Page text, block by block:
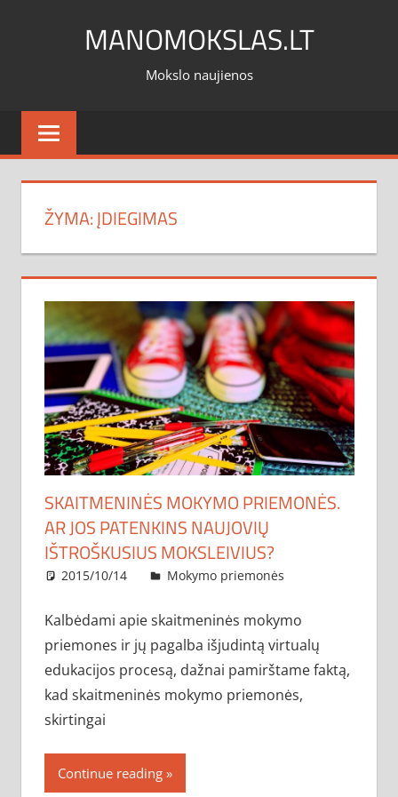
MANOMOKSLAS.LT
Mokslo naujienos
ŽYMA:ĮDIEGIMAS
SKAITMENINĖS MOKYMO PRIEMONĖS.
AR JOS PATENKINS NAUJOVIŲ
IŠTROŠKUSIUS MOKSLEIVIUS?
2015/10/14 administratorius
Mokymo priemonės
Kalbėdami apie skaitmeninės mokymo
priemones ir jų pagalba išjudintą virtualų
edukacijos procesą, dažnai pamirštame faktą,
kad skaitmeninės mokymo priemonės,
skirtingai
Continue reading